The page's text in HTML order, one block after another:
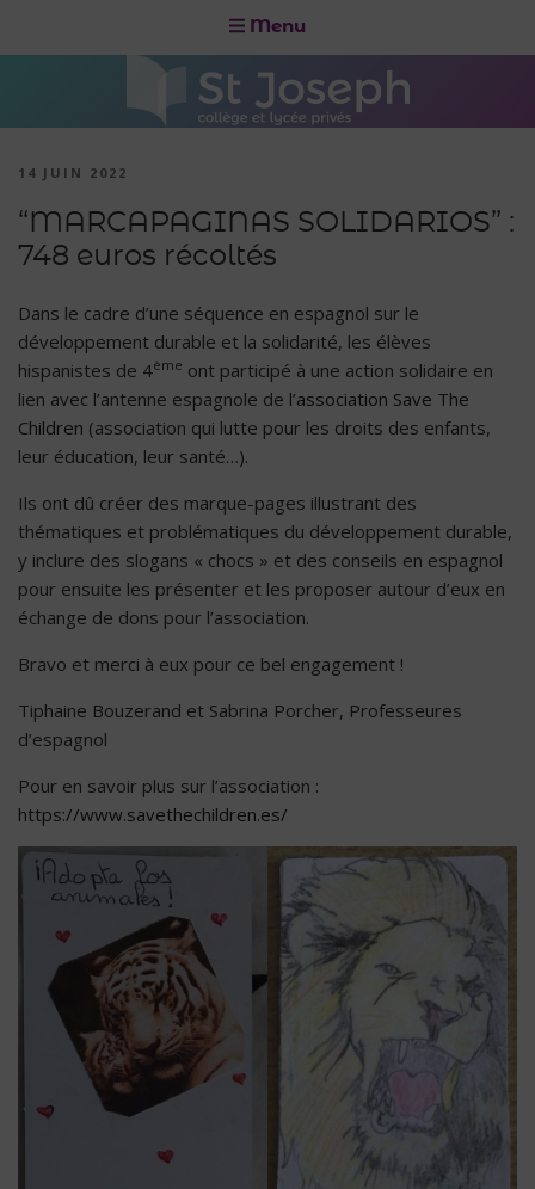
Menu
14 JUIN 2022
“MARCAPAGINAS SOLIDARIOS” :
748 euros récoltés
Dans le cadre d’une séquence en espagnol sur le
développement durable et la solidarité, les élèves
hispanistes de 4ème ont participé à une action solidaire en
lien avec l’antenne espagnole de l’association Save The
Children (association qui lutte pour les droits des enfants,
leur éducation, leur santé…).
Ils ont dû créer des marque-pages illustrant des
thématiques et problématiques du développement durable,
y inclure des slogans « chocs » et des conseils en espagnol
pour ensuite les présenter et les proposer autour d’eux en
échange de dons pour l’association.
Bravo et merci à eux pour ce bel engagement !
Tiphaine Bouzerand et Sabrina Porcher, Professeures
d’espagnol
Pour en savoir plus sur l’association :
https://www.savethechildren.es/